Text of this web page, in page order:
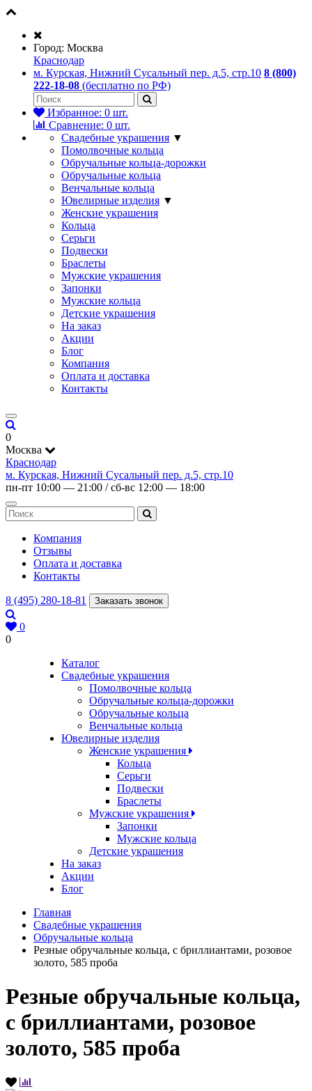
Город: Москва
Краснодар
м. Курская, Нижний Сусальный пер. д.5, стр.10 8 (800)
222-18-08 (бесплатно по РФ)
Избранное: 0 шт.
Сравнение: 0 шт.
Свадебные украшения ▼
Помолвочные кольца
Обручальные кольца-дорожки
Обручальные кольца
Венчальные кольца
Ювелирные изделия ▼
Женские украшения
Кольца
Серьги
Подвески
Браслеты
Мужские украшения
Запонки
Мужские кольца
Детские украшения
На заказ
Акции
Блог
Компания
Оплата и доставка
Контакты
0
Москва
Краснодар
м. Курская, Нижний Сусальный пер. д.5, стр.10
пн-пт 10:00 — 21:00 / сб-вс 12:00 — 18:00
Компания
Отзывы
Оплата и доставка
Контакты
8 (495) 280-18-81 Заказать звонок
0
0
Каталог
Свадебные украшения
Помолвочные кольца
Обручальные кольца-дорожки
Обручальные кольца
Венчальные кольца
Ювелирные изделия
Женские украшения
Кольца
Серьги
Подвески
Браслеты
Мужские украшения
Запонки
Мужские кольца
Детские украшения
На заказ
Акции
Блог
Главная
Свадебные украшения
Обручальные кольца
Резные обручальные кольца, с бриллиантами, розовое
золото, 585 проба
Резные обручальные кольца,
с бриллиантами, розовое
золото, 585 проба